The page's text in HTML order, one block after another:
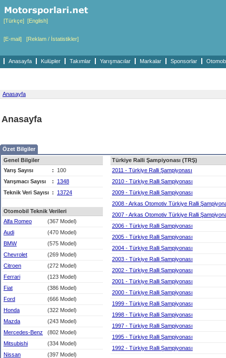
[Türkçe] [English]
[E-mail] [Reklam / İstatistikler]
Anasayfa Kulüpler Takımlar Yarışmacılar Markalar Sponsorlar
Anasayfa
Anasayfa
Özet Bilgiler
Genel Bilgiler
Yarış Sayısı
:
100
Yarışmacı Sayısı
:
1348
Teknik Veri Sayısı : 13724
Otomobil Teknik Verileri
Alfa Romeo
(367 Model)
Audi
(470 Model)
BMW
(575 Model)
Chevrolet
(269 Model)
Citroen
(272 Model)
Ferrari
(123 Model)
Fiat
(386 Model)
Ford
(666 Model)
Honda
(322 Model)
Mazda
(243 Model)
Mercedes-Benz
(802 Model)
Mitsubishi
(334 Model)
Nissan
(397 Model)
Türkiye Ralli Şampiyonası (TRŞ)
2011 - Türkiye Ralli Şampiyonası
2010 - Türkiye Ralli Şampiyonası
2009 - Türkiye Ralli Şampiyonası
2008 - Arkas Otomotiv Türkiye Ralli
2007 - Arkas Otomotiv Türkiye Ralli
2006 - Türkiye Ralli Şampiyonası
2005 - Türkiye Ralli Şampiyonası
2004 - Türkiye Ralli Şampiyonası
2003 - Türkiye Ralli Şampiyonası
2002 - Türkiye Ralli Şampiyonası
2001 - Türkiye Ralli Şampiyonası
2000 - Türkiye Ralli Şampiyonası
1999 - Türkiye Ralli Şampiyonası
1998 - Türkiye Ralli Şampiyonası
1997 - Türkiye Ralli Şampiyonası
1995 - Türkiye Ralli Şampiyonası
1992 - Türkiye Ralli Şampiyonası